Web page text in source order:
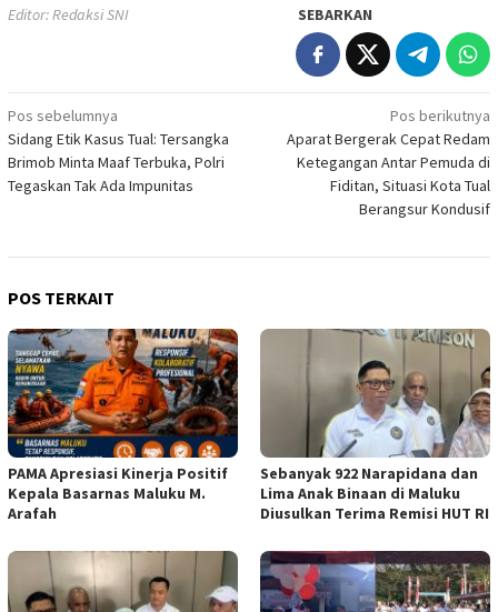
Editor: Redaksi SNI SEBARKAN
Navigasi
pos
Pos sebelumnya
Sidang Etik Kasus Tual: Tersangka
Brimob Minta Maaf Terbuka, Polri
Tegaskan Tak Ada Impunitas
Pos berikutnya
Aparat Bergerak Cepat Redam
Ketegangan Antar Pemuda di
Fiditan, Situasi Kota Tual
Berangsur Kondusif
POS TERKAIT
PAMA Apresiasi Kinerja Positif
Kepala Basarnas Maluku M.
Arafah
Sebanyak 922 Narapidana dan
Lima Anak Binaan di Maluku
Diusulkan Terima Remisi HUT RI